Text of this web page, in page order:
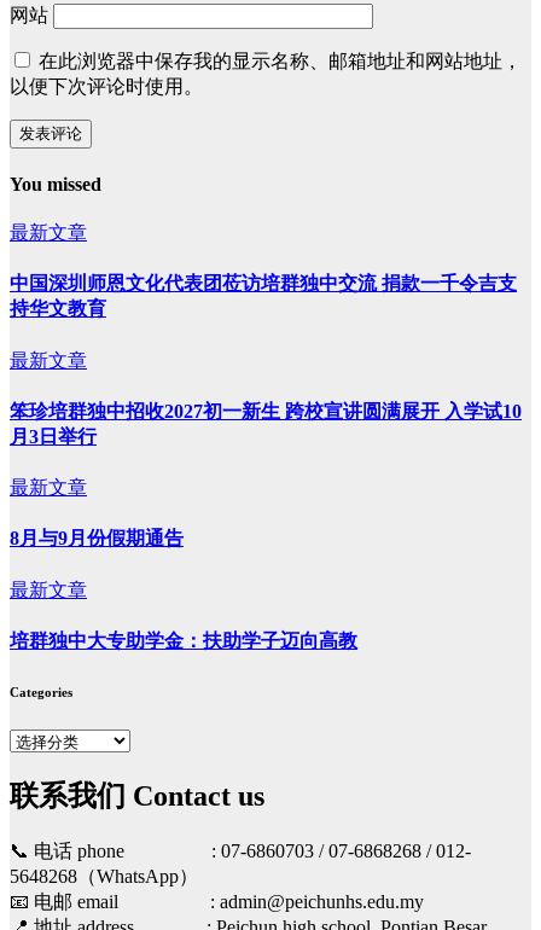
网站
在此浏览器中保存我的显示名称、邮箱地址和网站地址，
以便下次评论时使用。
You missed
最新文章
中国深圳师恩文化代表团莅访培群独中交流 捐款一千令吉支
持华文教育
最新文章
笨珍培群独中招收2027初一新生 跨校宣讲圆满展开 入学试10
月3日举行
最新文章
8月与9月份假期通告
最新文章
培群独中大专助学金：扶助学子迈向高教
Categories
Categories
联系我们 Contact us
📞 电话 phone : 07-6860703 / 07-6868268 / 012-
5648268（WhatsApp）
📧 电邮 email : admin@peichunhs.edu.my